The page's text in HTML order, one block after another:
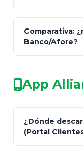
netWorth
patrimonio con
redes sociales.
legalmente
Comparativa:
Banco/Afore?
App
¿Dónde
(Portal